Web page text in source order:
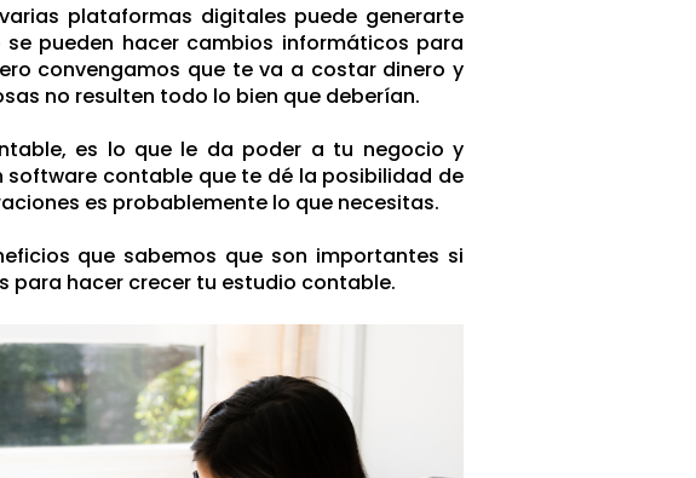
plataformas digitales puede generarte
pueden hacer cambios informáticos para
convengamos que te va a costar dinero y
no resulten todo lo bien que deberían.
es lo que le da poder a tu negocio y
contable que te dé la posibilidad de
es probablemente lo que necesitas.
que sabemos que son importantes si
para hacer crecer tu estudio contable.